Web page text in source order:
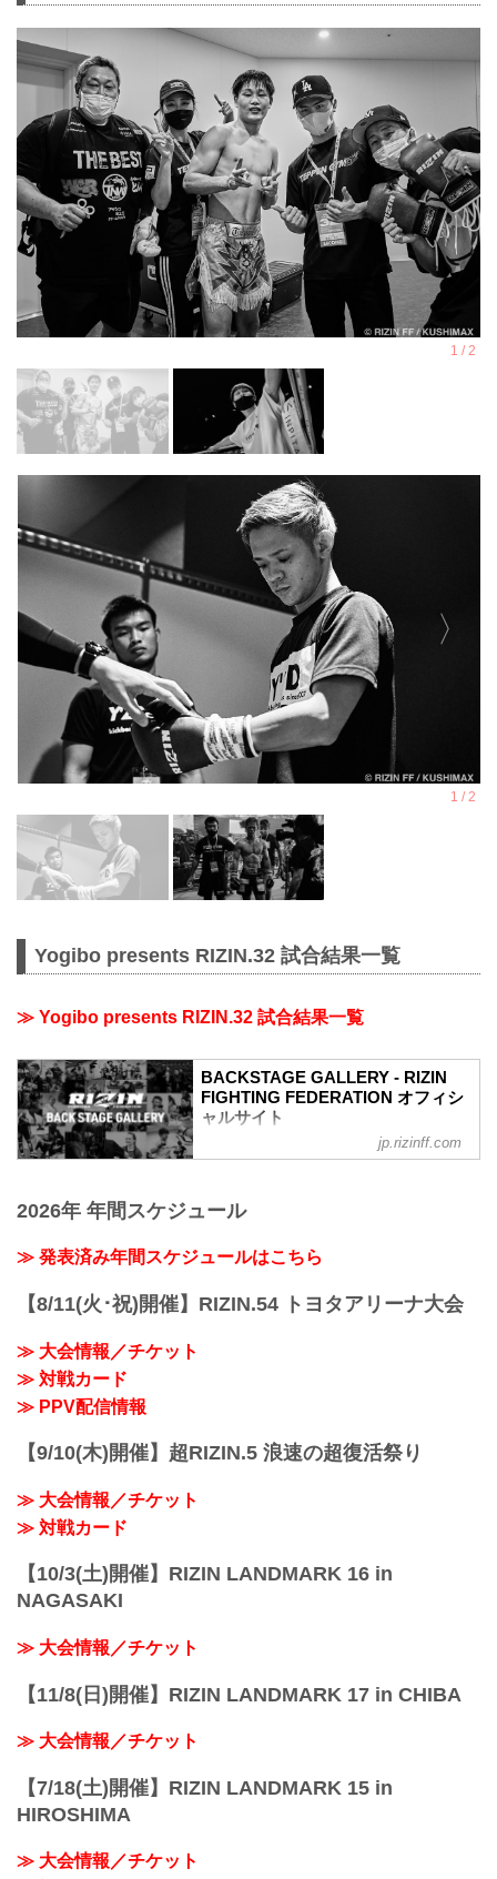
Yogibo presents RIZIN.32 試合結果一覧
≫ Yogibo presents RIZIN.32 試合結果一覧
BACKSTAGE GALLERY - RIZIN
FIGHTING FEDERATION オフィシ
ャルサイト
BACKSTAGE GALLERY の記事一覧 - 格
イジン ファイティング フェデレーショ
いきます。
jp.rizinff.com
2026年 年間スケジュール
≫ 発表済み年間スケジュールはこちら
【8/11(火･祝)開催】RIZIN.54 トヨタアリーナ大会
≫ 大会情報／チケット
≫ 対戦カード
≫ PPV配信情報
【9/10(木)開催】超RIZIN.5 浪速の超復活祭り
≫ 大会情報／チケット
≫ 対戦カード
【10/3(土)開催】RIZIN LANDMARK 16 in
NAGASAKI
≫ 大会情報／チケット
【11/8(日)開催】RIZIN LANDMARK 17 in CHIBA
≫ 大会情報／チケット
【7/18(土)開催】RIZIN LANDMARK 15 in
HIROSHIMA
≫ 大会情報／チケット